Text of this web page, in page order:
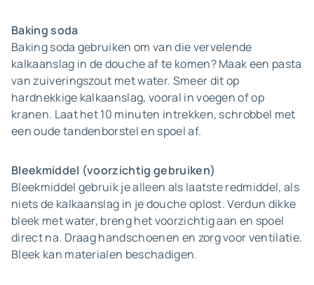
Baking soda
Baking soda gebruiken om van die vervelende
kalkaanslag in de douche af te komen? Maak een pasta
van zuiveringszout met water. Smeer dit op
hardnekkige kalkaanslag, vooral in voegen of op
kranen. Laat het 10 minuten intrekken, schrobbel met
een oude tandenborstel en spoel af.
Bleekmiddel (voorzichtig gebruiken)
Bleekmiddel gebruik je alleen als laatste redmiddel, als
niets de kalkaanslag in je douche oplost. Verdun dikke
bleek met water, breng het voorzichtig aan en spoel
direct na. Draag handschoenen en zorg voor ventilatie.
Bleek kan materialen beschadigen.